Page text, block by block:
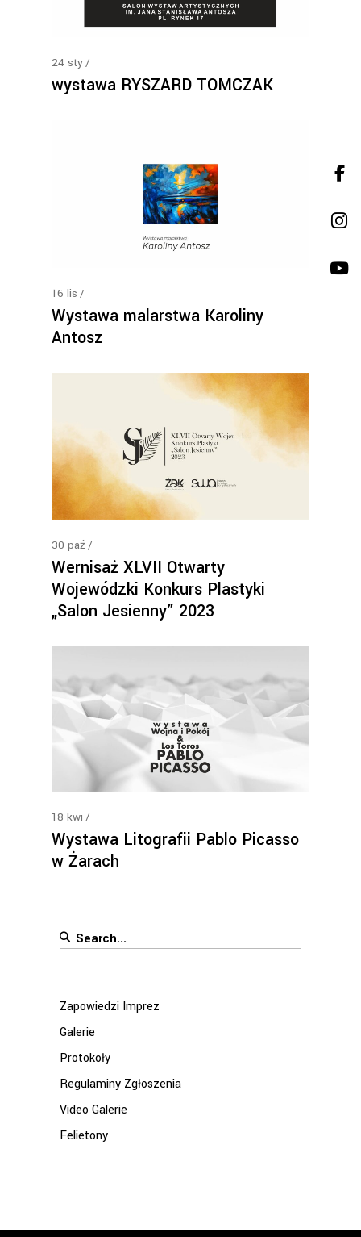
24 sty
wystawa RYSZARD TOMCZAK
16 lis
Wystawa malarstwa Karoliny
Antosz
30 paź
Wernisaż XLVII Otwarty
Wojewódzki Konkurs Plastyki
„Salon Jesienny” 2023
18 kwi
Wystawa Litografii Pablo Picasso
w Żarach
Search
Zapowiedzi Imprez
Galerie
Protokoły
Regulaminy Zgłoszenia
Video Galerie
Felietony